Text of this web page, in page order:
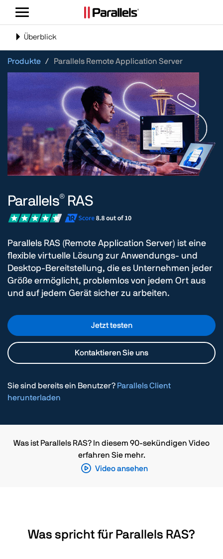
Navigation
Navigation
Überblick
Produkte Parallels Remote Application Server
Parallels® RAS
Parallels RAS (Remote Application Server) ist eine
flexible virtuelle Lösung zur Anwendungs- und
Desktop-Bereitstellung, die es Unternehmen jeder
Größe ermöglicht, problemlos von jedem Ort aus
und auf jedem Gerät sicher zu arbeiten.
Jetzt testen
Kontaktieren Sie uns
Sie sind bereits ein Benutzer? Parallels Client
herunterladen
Was ist Parallels RAS? In diesem 90-sekündigen Video
erfahren Sie mehr.
Video ansehen
Was spricht für Parallels RAS?